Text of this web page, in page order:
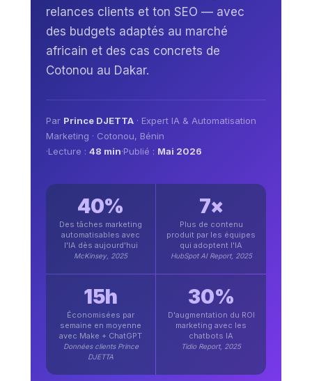
relances clients et ton SEO — avec
des budgets adaptés au marché
africain et des cas concrets de
Cotonou au Dakar.
Par Prince DJETTA· Expert IA & Automatisation
Marketing · Cotonou, Bénin
·Lecture : 48 min·Publié : Mai 2026
40%
Des tâches marketing
automatisables avec
l'IA dès aujourd'hui
McKinsey, 2025
7×
Plus de contenu
produit par les équipes
qui adoptent l'IA
HubSpot AI Report, 2025
15h
Économisées par
semaine en moyenne
avec Make + ChatGPT
Données clients Prince
DJETTA
30%
D'augmentation du ROI
marketing avec les
chatbots IA
Tidio Report, 2025